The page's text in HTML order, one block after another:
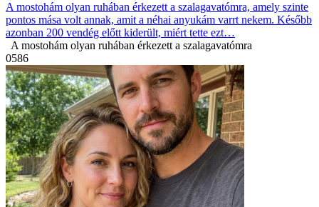
A mostohám olyan ruhában érkezett a szalagavatómra, amely szinte
pontos mása volt annak, amit a néhai anyukám varrt nekem. Később
azonban 200 vendég előtt kiderült, miért tette ezt…
A mostohám olyan ruhában érkezett a szalagavatómra
0586